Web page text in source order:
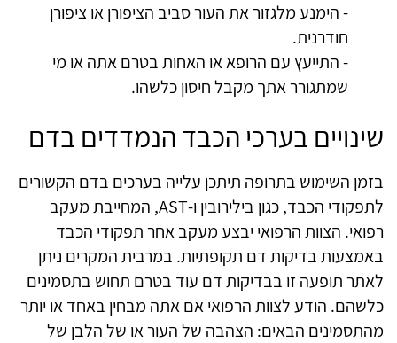
- הימנע מלגזור את העור סביב הציפורן או ציפורן
חודרנית.
- התייעץ עם הרופא או האחות בטרם אתה או מי
שמתגורר אתך מקבל חיסון כלשהו.
שינויים בערכי הכבד הנמדדים בדם
בזמן השימוש בתרופה תיתכן עלייה בערכים בדם הקשורים
לתפקודי הכבד, כגון בילירובין ו-AST, המחייבת מעקב
רפואי. הצוות הרפואי יבצע מעקב אחר תפקודי הכבד
באמצעות בדיקות דם תקופתיות. במרבית המקרים ניתן
לאתר תופעה זו בבדיקות דם עוד בטרם תחוש בתסמינים
כלשהם. הודע לצוות הרפואי אם אתה מבחין באחד או יותר
מהתסמינים הבאים: הצהבה של העור או של הלבן של